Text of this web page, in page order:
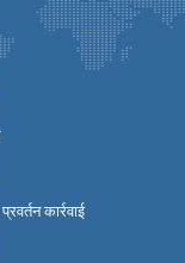
कार्रवाई